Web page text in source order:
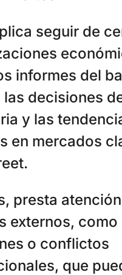
seguir de
informes del
las decisiones
y las
en mercados
presta
externos, como
o conflictos
que